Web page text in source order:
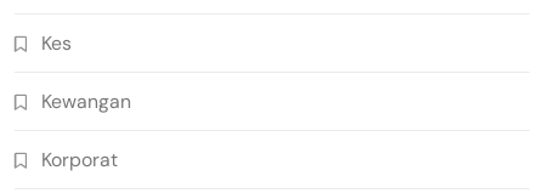
Kes
Kewangan
Korporat